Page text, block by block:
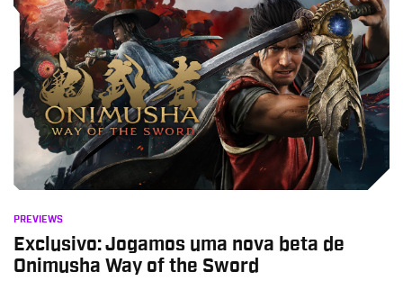
PREVIEWS
Exclusivo: Jogamos uma nova beta de
Onimusha Way of the Sword